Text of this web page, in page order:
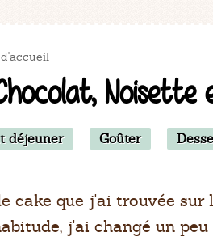
Noisette
déjeuner Goûter
cake que j'ai trouvée sur
j'ai changé un